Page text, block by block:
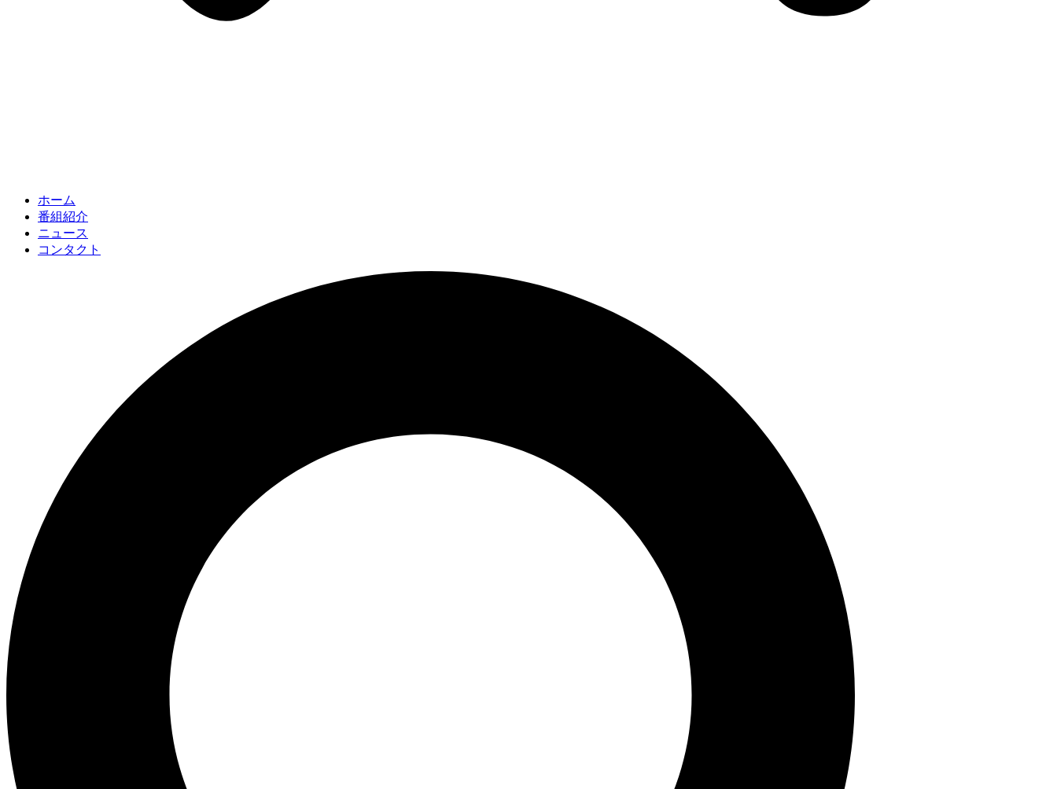
ホーム
番組紹介
ニュース
コンタクト